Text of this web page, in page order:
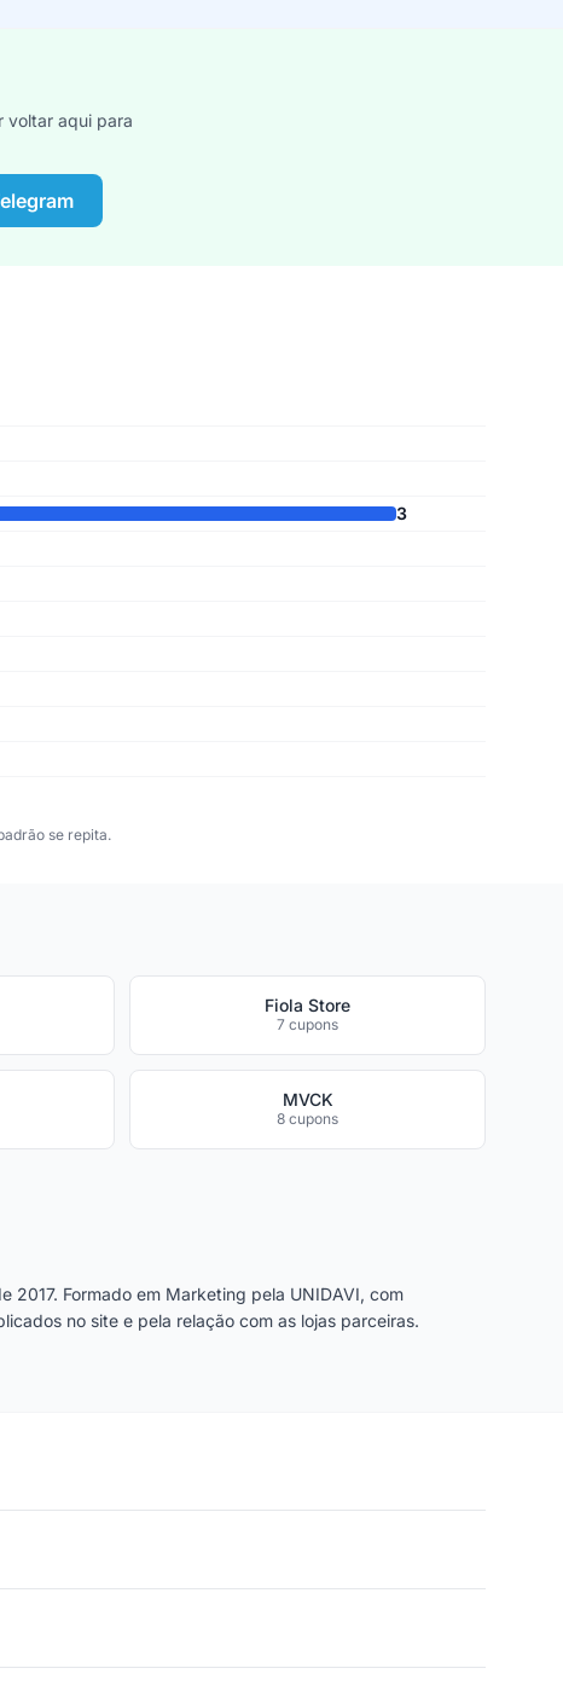
voltar aqui para
3
se repita.
Fiola Store
7 cupons
MVCK
8 cupons
Formado em Marketing pela UNIDAVI, com
no site e pela relação com as lojas parceiras.